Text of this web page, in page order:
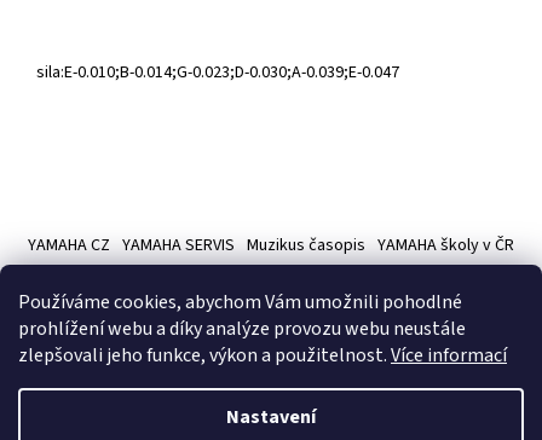
Používáme cookies, abychom Vám umožnili pohodlné
prohlížení webu a díky analýze provozu webu neustále
zlepšovali jeho funkce, výkon a použitelnost.Více informací
Nastavení
sila:E-0.010;B-0.014;G-0.023;D-0.030;A-0.039;E-0.047
p
YAMAHA CZ YAMAHA SERVIS Muzikus časopis YAMAHA školy v ČR